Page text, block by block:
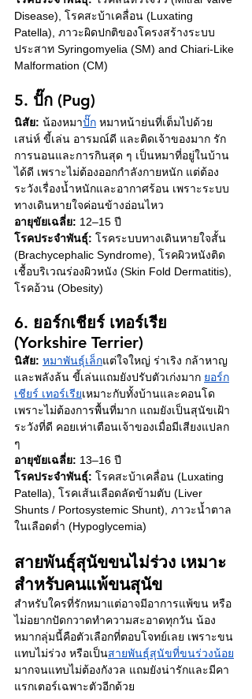
Disease), โรคสะบ้าเคลื่อน (Luxating
Patella), ภาวะผิดปกติของโครงสร้างระบบ
ประสาท Syringomyelia (SM) and Chiari-Like
Malformation (CM)
5. ปั๊ก (Pug)
นิสัย: น้องหมาปั๊ก หมาหน้าย่นที่เต็มไปด้วย
เสน่ห์ ขี้เล่น อารมณ์ดี และติดเจ้าของมาก รัก
การนอนและการกินสุด ๆ เป็นหมาที่อยู่ในบ้าน
ได้ดี เพราะไม่ต้องออกกำลังกายหนัก แต่ต้อง
ระวังเรื่องน้ำหนักและอากาศร้อน เพราะระบบ
ทางเดินหายใจค่อนข้างอ่อนไหว
อายุขัยเฉลี่ย: 12–15 ปี
โรคประจำพันธุ์: โรคระบบทางเดินหายใจสั้น
(Brachycephalic Syndrome), โรคผิวหนังติด
เชื้อบริเวณร่องผิวหนัง (Skin Fold Dermatitis),
โรคอ้วน (Obesity)
6. ยอร์กเชียร์ เทอร์เรีย
(Yorkshire Terrier)
นิสัย: หมาพันธุ์เล็กแต่ใจใหญ่ ร่าเริง กล้าหาญ
และพลังล้น ขี้เล่นแถมยังปรับตัวเก่งมาก ยอร์ก
เชียร์ เทอร์เรียเหมาะกับทั้งบ้านและคอนโด
เพราะไม่ต้องการพื้นที่มาก แถมยังเป็นสุนัขเฝ้า
ระวังที่ดี คอยเห่าเตือนเจ้าของเมื่อมีเสียงแปลก
ๆ
อายุขัยเฉลี่ย: 13–16 ปี
โรคประจำพันธุ์: โรคสะบ้าเคลื่อน (Luxating
Patella), โรคเส้นเลือดลัดข้ามตับ (Liver
Shunts / Portosystemic Shunt), ภาวะน้ำตาล
ในเลือดต่ำ (Hypoglycemia)
สายพันธุ์สุนัขขนไม่ร่วง เหมาะ
สำหรับคนแพ้ขนสุนัข
สำหรับใครที่รักหมาแต่อาจมีอาการแพ้ขน หรือ
ไม่อยากปัดกวาดทำความสะอาดทุกวัน น้อง
หมากลุ่มนี้คือตัวเลือกที่ตอบโจทย์เลย เพราะขน
แทบไม่ร่วง หรือเป็นสายพันธุ์สุนัขที่ขนร่วงน้อย
มากจนแทบไม่ต้องกังวล แถมยังน่ารักและมีคา
แรกเตอร์เฉพาะตัวอีกด้วย